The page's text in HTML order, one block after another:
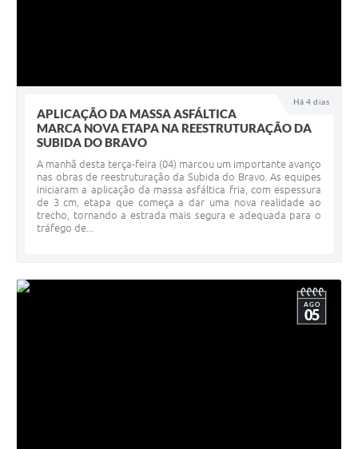
Há 4 dias
APLICAÇÃO DA MASSA ASFÁLTICA
MARCA NOVA ETAPA NA REESTRUTURAÇÃO DA
SUBIDA DO BRAVO
A manhã desta terça-feira (04) marcou um importante avanço
nas obras de reestruturação da Subida do Bravo. As equipes
iniciaram a aplicação da massa asfáltica fria, com espessura
de 3 cm, etapa que começa a dar uma nova realidade ao
trecho, tornando a estrada mais segura e adequada para o
tráfego de...
AGO
05